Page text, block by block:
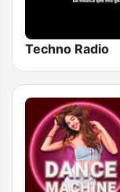
Techno Radio